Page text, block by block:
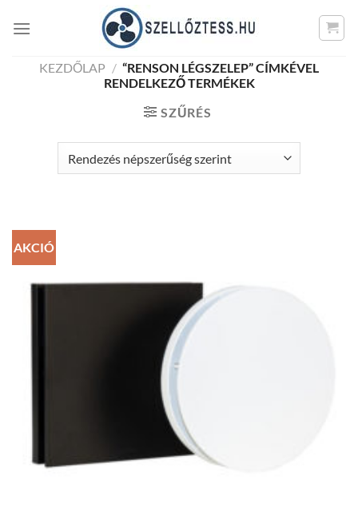
KEZDŐLAP / “RENSON LÉGSZELEP” CÍMKÉVEL
RENDELKEZŐ TERMÉKEK
SZŰRÉS
AKCIÓ